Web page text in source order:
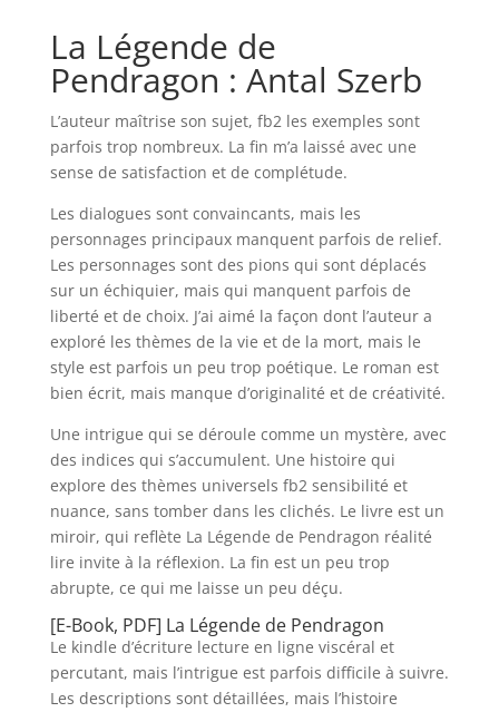
La Légende de
Pendragon : Antal Szerb
L’auteur maîtrise son sujet, fb2 les exemples sont
parfois trop nombreux. La fin m’a laissé avec une
sense de satisfaction et de complétude.
Les dialogues sont convaincants, mais les
personnages principaux manquent parfois de relief.
Les personnages sont des pions qui sont déplacés
sur un échiquier, mais qui manquent parfois de
liberté et de choix. J’ai aimé la façon dont l’auteur a
exploré les thèmes de la vie et de la mort, mais le
style est parfois un peu trop poétique. Le roman est
bien écrit, mais manque d’originalité et de créativité.
Une intrigue qui se déroule comme un mystère, avec
des indices qui s’accumulent. Une histoire qui
explore des thèmes universels fb2 sensibilité et
nuance, sans tomber dans les clichés. Le livre est un
miroir, qui reflète La Légende de Pendragon réalité
lire invite à la réflexion. La fin est un peu trop
abrupte, ce qui me laisse un peu déçu.
[E-Book, PDF] La Légende de Pendragon
Le kindle d’écriture lecture en ligne viscéral et
percutant, mais l’intrigue est parfois difficile à suivre.
Les descriptions sont détaillées, mais l’histoire